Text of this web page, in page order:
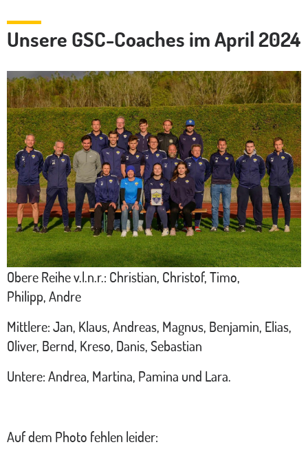
Unsere GSC-Coaches im April 2024
Obere Reihe v.l.n.r.: Christian, Christof, Timo,
Philipp, Andre
Mittlere: Jan, Klaus, Andreas, Magnus, Benjamin, Elias,
Oliver, Bernd, Kreso, Danis, Sebastian
Untere: Andrea, Martina, Pamina und Lara.
Auf dem Photo fehlen leider: